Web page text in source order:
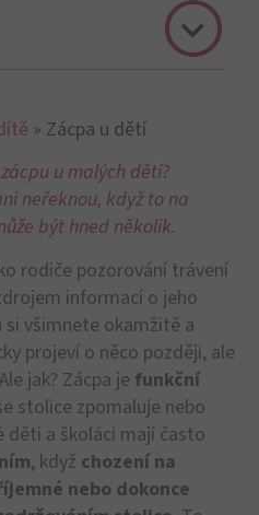
» Zácpa u dětí
u malých dětí?
neřeknou, když to na
být hned několik.
rodiče pozorování trávení
informací o jeho
všimnete okamžitě a
projeví o něco později, ale
jak? Zácpa je funkční
stolice zpomaluje nebo
děti a školáci mají často
, když chození na
nebo dokonce